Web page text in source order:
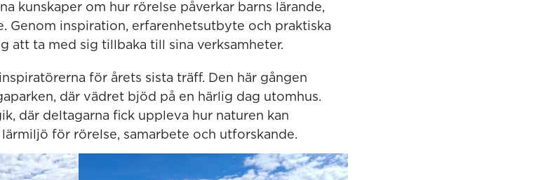
kunskaper om hur rörelse påverkar barns lärande,
Genom inspiration, erfarenhetsutbyte och praktiska
att ta med sig tillbaka till sina verksamheter.
för årets sista träff. Den här gången
där vädret bjöd på en härlig dag utomhus.
där deltagarna fick uppleva hur naturen kan
för rörelse, samarbete och utforskande.